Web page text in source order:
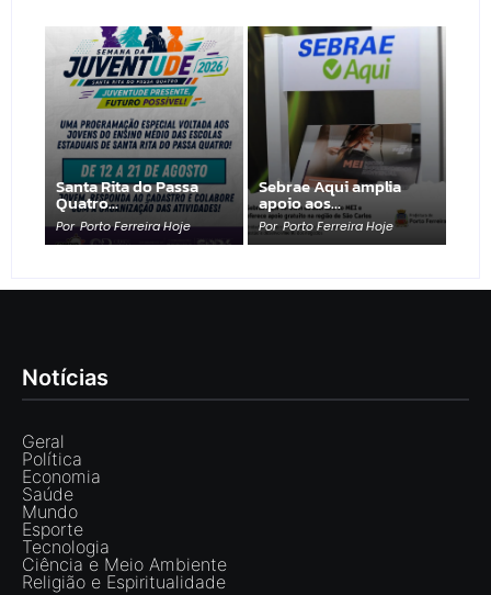
Santa Rita do Passa
Quatro…
Por Porto Ferreira Hoje
Sebrae Aqui amplia
apoio aos…
Por Porto Ferreira Hoje
Notícias
Geral
Política
Economia
Saúde
Mundo
Esporte
Tecnologia
Ciência e Meio Ambiente
Religião e Espiritualidade